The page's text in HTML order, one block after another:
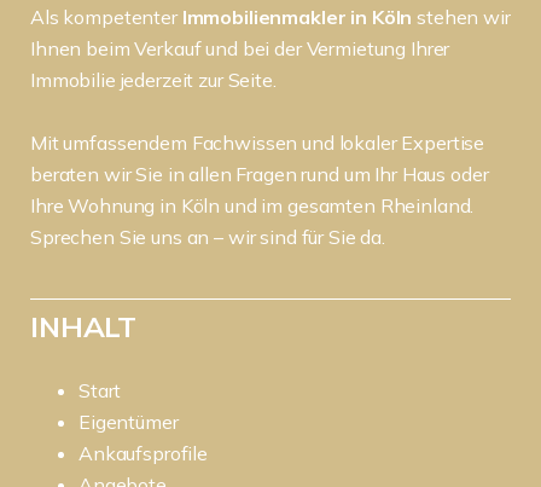
Als kompetenter Immobilienmakler in Kölnstehen wir
Ihnen beim Verkauf und bei der Vermietung Ihrer
Immobilie jederzeit zur Seite.
Mit umfassendem Fachwissen und lokaler Expertise
beraten wir Sie in allen Fragen rund um Ihr Haus oder
Ihre Wohnung in Köln und im gesamten Rheinland.
Sprechen Sie uns an – wir sind für Sie da.
INHALT
Start
Eigentümer
Ankaufsprofile